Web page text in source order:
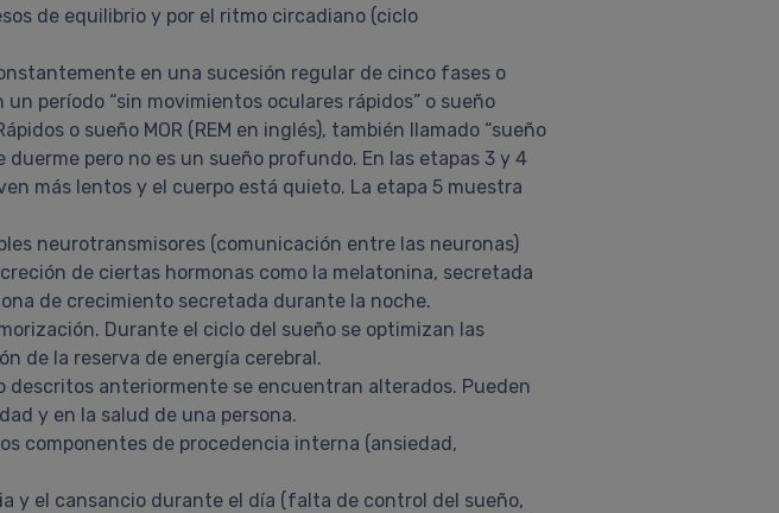
de equilibrio y por el ritmo circadiano (ciclo
en una sucesión regular de cinco fases o
período “sin movimientos oculares rápidos” o sueño
o sueño MOR (REM en inglés), también llamado “sueño
pero no es un sueño profundo. En las etapas 3 y 4
más lentos y el cuerpo está quieto. La etapa 5 muestra
neurotransmisores (comunicación entre las neuronas)
de ciertas hormonas como la melatonina, secretada
de crecimiento secretada durante la noche.
Durante el ciclo del sueño se optimizan las
de la reserva de energía cerebral.
descritos anteriormente se encuentran alterados. Pueden
y en la salud de una persona.
componentes de procedencia interna (ansiedad,
y el cansancio durante el día (falta de control del sueño,